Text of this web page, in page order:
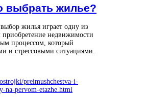
выбрать жилье?
жилья играет одну из
недвижимости
процессом, который
и стрессовыми ситуациями.